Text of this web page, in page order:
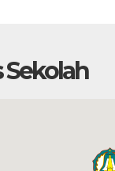
Sekolah